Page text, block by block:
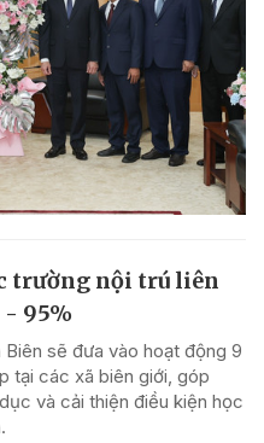
trường nội trú liên
- 95%
sẽ đưa vào hoạt động 9
tại các xã biên giới, góp
và cải thiện điều kiện học